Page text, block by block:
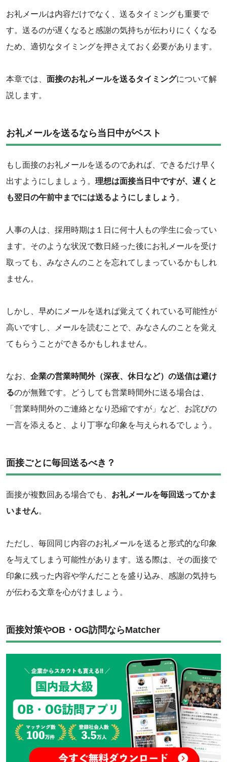
お礼メールは内容だけでなく、送るタイミングも重要で
す。送るのが遅くなると感謝の気持ちが伝わりにくくなる
ため、適切なタイミングを押さえておく必要があります。
本章では、 面接のお礼メールを送るタイミングについて解
説します。
お礼メールを送るなら当日中がベスト
もし面接のお礼メールを送るのであれば、できるだけ早く
出すようにしましょう。 理想は面接当日中ですが、遅くと
も翌日の午前中までには送るようにしましょう 。
人事の人は、採用時期は１日に何十人もの学生に会ってい
ます。そのような状況で数日経った後にお礼メールを受け
取っても、みなさんのことを忘れてしまっているかもしれ
ません。
しかし、早めにメールを送れば覚えてくれている可能性が
高いですし、メールを読むことで、みなさんのことを覚え
てもらうことができるかもしれません。
なお、 企業の営業時間外（深夜、休日など）の送信は避け
るのが無難です。どうしても営業時間外に送る場合は、
「営業時間外のご連絡となり恐縮ですが」など、お詫びの
一言を添えると、より丁寧な印象を与えられるでしょう。
面接ごとに毎回送るべき？
面接が複数回ある場合でも、 お礼メールを毎回送ってかま
いません。
ただし、毎回同じ内容のお礼メールを送ると形式的な印象
を与えてしまう可能性があります。送る際は、その面接で
印象に残った内容や学んだことを盛り込み、感謝の気持ち
が伝わる文章を心がけましょう。
面接対策やOB・OG訪問ならMatcher